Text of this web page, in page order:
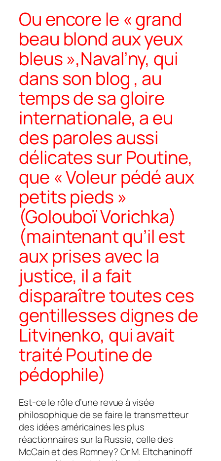
Ou encore le « grand
beau blond aux yeux
bleus »,Naval’ny, qui
dans son blog , au
temps de sa gloire
internationale, a eu
des paroles aussi
délicates sur Poutine,
que « Voleur pédé aux
petits pieds »
(Golouboï Vorichka)
(maintenant qu’il est
aux prises avec la
justice, il a fait
disparaître toutes ces
gentillesses dignes de
Litvinenko, qui avait
traité Poutine de
pédophile)
Est-ce le rôle d’une revue à visée
philosophique de se faire le transmetteur
des idées américaines les plus
réactionnaires sur la Russie, celle des
McCain et des Romney? Or M. Eltchaninoff